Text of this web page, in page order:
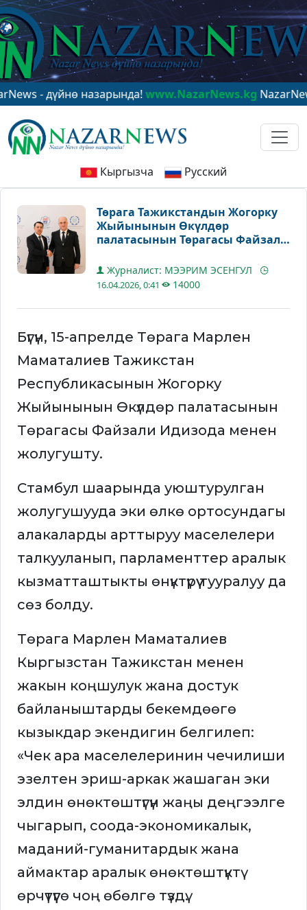
дүйнө назарында!www.NazarNews.kgNazarNews - в
Кыргызча Русский
Төрага Тажикстандын Жогорку
Жыйынынын Өкүлдөр
палатасынын Төрагасы Файзали
Журналист: МЭЭРИМ ЭСЕНГУЛ
16.04.2026, 0:41 14000
Бүгүн, 15-апрелде Төрага Марлен
Маматалиев Тажикстан
Республикасынын Жогорку
Жыйынынын Өкүлдөр палатасынын
Төрагасы Файзали Идизода менен
жолугушту.
Стамбул шаарында уюштурулган
жолугушууда эки өлкө ортосундагы
алакаларды арттыруу маселелери
талкууланып, парламенттер аралык
кызматташтыкты өнүктүрүү тууралуу да
сөз болду.
Төрага Марлен Маматалиев
Кыргызстан Тажикстан менен
жакын коңшулук жана достук
байланыштарды бекемдөөгө
кызыкдар экендигин белгилеп:
«Чек ара маселелеринин чечилиши
эзелтен эриш-аркак жашаган эки
элдин өнөктөштүгүн жаңы деңгээлге
чыгарып, соода-экономикалык,
маданий-гуманитардык жана
аймактар аралык өнөктөштүктү
өрчүтүүгө чоң өбөлгө түздү.